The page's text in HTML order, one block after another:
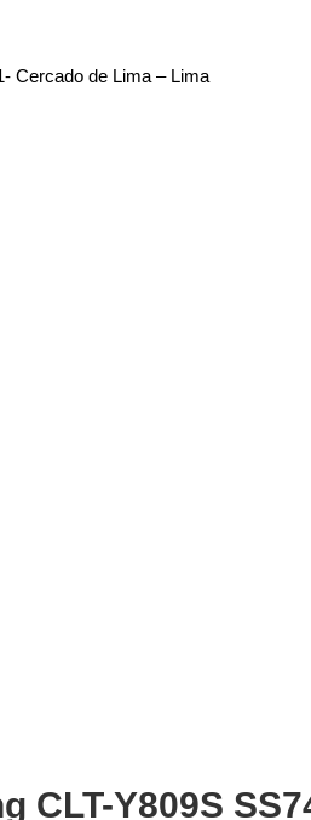
Cercado de Lima – Lima
CLT-Y809S